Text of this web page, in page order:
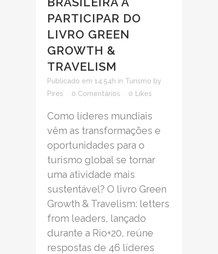
PARTICIPAR DO
LIVRO GREEN
GROWTH &
TRAVELISM
Publicado em 14:54h in Turismo by
Pires
0 Comentários 0 Likes
Como líderes mundiais
vêm as transformações e
oportunidades para o
turismo global se tornar
uma atividade mais
sustentável? O livro Green
Growth & Travelism: letters
from leaders, lançado
durante a Rio+20, reúne
respostas de 46 líderes